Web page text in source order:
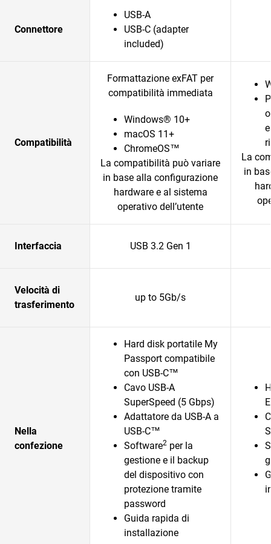
Connettore
USB-A
USB-C (adapter
included)
Compatibilità
Formattazione exFAT per
compatibilità immediata
Windows® 10+
macOS 11+
ChromeOS™
La compatibilità può variare
in base alla configurazione
hardware e al sistema
operativo dell’utente
La
in
Interfaccia USB 3.2 Gen 1
Velocità di
trasferimento
up to 5Gb/s
Nella
confezione
Hard disk portatile My
Passport compatibile
con USB-C™
Cavo USB-A
SuperSpeed (5 Gbps)
Adattatore da USB-A a
USB-C™
Software2 per la
gestione e il backup
del dispositivo con
protezione tramite
password
Guida rapida di
installazione